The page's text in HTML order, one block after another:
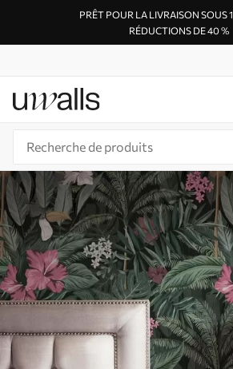
PRÊT POUR LA LIVRAISON SOUS
RÉDUCTIONS DE 40 %